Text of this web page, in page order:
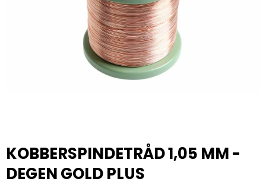
KOBBERSPINDETRÅD 1,05 MM -
DEGEN GOLD PLUS